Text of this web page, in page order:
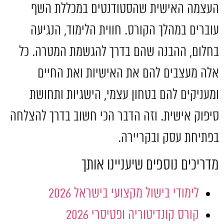
העצמה האישית שהסטודנטים במכללת השף
עוברים במהלך הקורס. חווית הלימוד, הנגיעה
בחלום, ההבנה שהם בדרך להגשמת המטרה. כל
אלה מעצבים להם את האישיות ואת החיים
ומעניקים להם בטחון עצמי, הישגיות ותחושת
סיפוק אישית. וזה הדבר הכי חשוב בדרך להצלחה
בפתיחת עסק ובקריירה.
מדריכים נוספים שיעניינו אותך
לימודי בישול מקצועי בישראל 2026
קורס קונדיטוריה ופטיסרי 2026